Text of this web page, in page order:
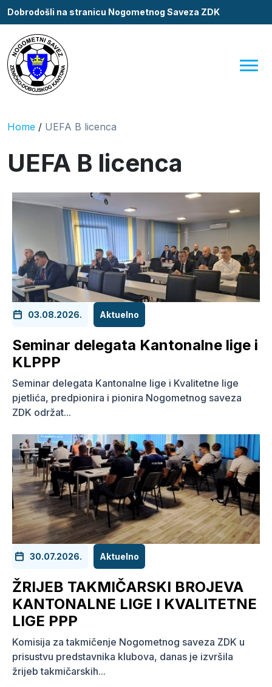
Dobrodošli na stranicu Nogometnog Saveza ZDK
Home / UEFA B licenca
UEFA B licenca
03.08.2026. Aktuelno
Seminar delegata Kantonalne lige i
KLPPP
Seminar delegata Kantonalne lige i Kvalitetne lige
pjetlića, predpionira i pionira Nogometnog saveza
ZDK održat...
30.07.2026. Aktuelno
ŽRIJEB TAKMIČARSKI BROJEVA
KANTONALNE LIGE I KVALITETNE
LIGE PPP
Komisija za takmičenje Nogometnog saveza ZDK u
prisustvu predstavnika klubova, danas je izvršila
žrijeb takmičarskih...